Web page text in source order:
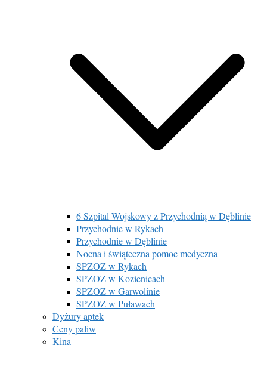
6 Szpital Wojskowy z Przychodnią w Dęblinie
Przychodnie w Rykach
Przychodnie w Dęblinie
Nocna i świąteczna pomoc medyczna
SPZOZ w Rykach
SPZOZ w Kozienicach
SPZOZ w Garwolinie
SPZOZ w Puławach
Dyżury aptek
Ceny paliw
Kina